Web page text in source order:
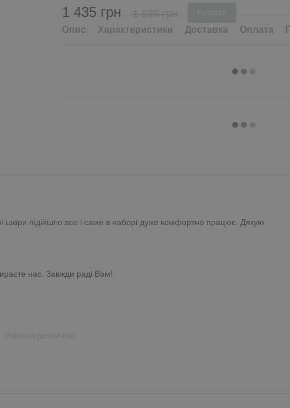
1 435 грн
Опис
Характеристики Доставка Оплата
підійшло все і саме в наборі дуже комфортно працює. Дякую
нас. Завжди раді Вам!